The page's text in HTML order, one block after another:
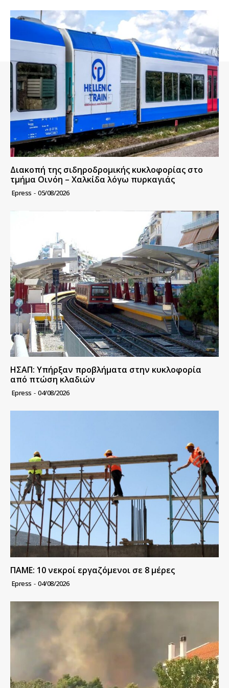
Διακοπή της σιδηροδρομικής κυκλοφορίας στο
τμήμα Οινόη – Χαλκίδα λόγω πυρκαγιάς
Epress - 05/08/2026
ΗΣΑΠ: Υπήρξαν προβλήματα στην κυκλοφορία
από πτώση κλαδιών
Epress - 04/08/2026
ΠΑΜΕ: 10 νεκροί εργαζόμενοι σε 8 μέρες
Epress - 04/08/2026